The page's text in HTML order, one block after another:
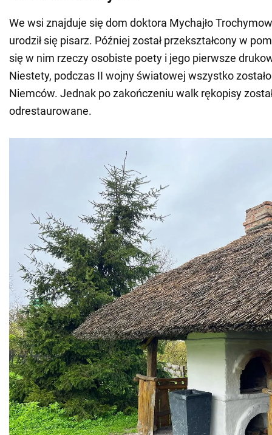
We wsi znajduje się dom doktora Mychajło
urodził się pisarz. Później został przekształcony w
się w nim rzeczy osobiste poety i jego pierwsze
Niestety, podczas II wojny światowej wszystko
Niemców. Jednak po zakończeniu walk rękopisy
odrestaurowane.